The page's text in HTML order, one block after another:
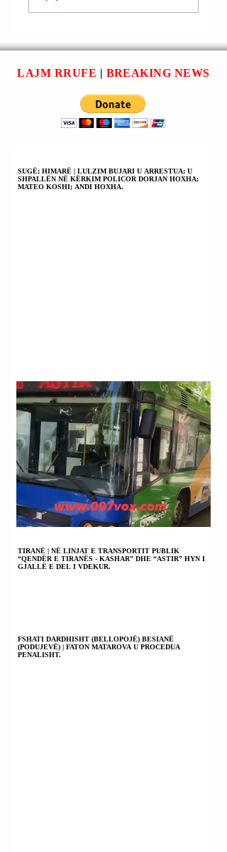
VEIS SARASELI;
SPIRO HARSHIU
(TË TRE NGA
KUÇOVA) |
AKUZOHEN PËR
VRASJEN ME
TERCETI
(TERTSETI)
LAJM RRUFE | BREAKING NEWS
SUGË; HIMARË | LULZIM BUJARI U ARRESTUA; U
SHPALLËN NË KËRKIM POLICOR DORJAN HOXHA;
MATEO KOSHI; ANDI HOXHA.
TIRANË | NË LINJAT E TRANSPORTIT PUBLIK
“QENDËR E TIRANËS - KASHAR” DHE “ASTIR” HYN I
GJALLË E DEL I VDEKUR.
FSHATI DARDHISHT (BELLOPOJË) BESIANË
(PODUJEVË) | FATON MATAROVA U PROCEDUA
PENALISHT.